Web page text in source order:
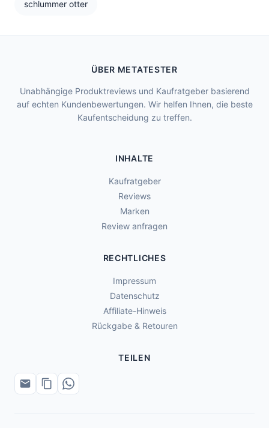
schlummer otter
ÜBER METATESTER
Unabhängige Produktreviews und Kaufratgeber basierend
auf echten Kundenbewertungen. Wir helfen Ihnen, die beste
Kaufentscheidung zu treffen.
INHALTE
Kaufratgeber
Reviews
Marken
Review anfragen
RECHTLICHES
Impressum
Datenschutz
Affiliate-Hinweis
Rückgabe & Retouren
TEILEN